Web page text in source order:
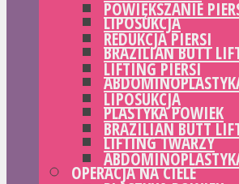
LIPOSUKCJA
BRAZILIAN BUTT
PLASTYKA POWIEK
LIFTING TWARZY
OPERACJA NA CIELE
POWIĘKSZANIE
REDUKCJA PIERSI
LIFTING PIERSI
LIPOSUKCJA
BRAZILIAN BUTT